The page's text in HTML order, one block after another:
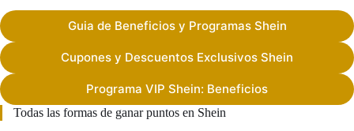
Guia de Beneficios y Programas Shein
Cupones y Descuentos Exclusivos Shein
Programa VIP Shein: Beneficios
Todas las formas de ganar puntos en Shein